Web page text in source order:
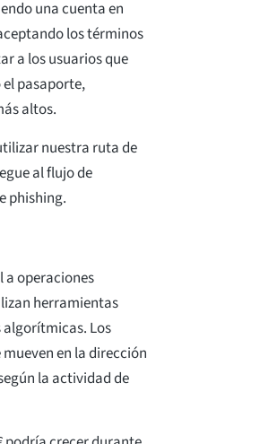
una cuenta en
los términos
a los usuarios que
pasaporte,
altos.
nuestra ruta de
al flujo de
phishing.
a operaciones
herramientas
Los
en la dirección
la actividad de